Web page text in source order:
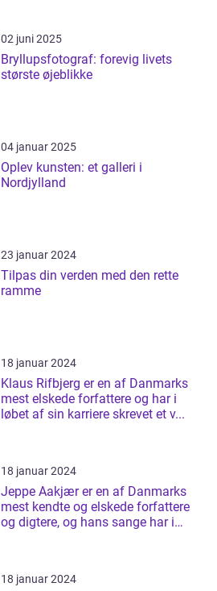
02 juni 2025
Bryllupsfotograf: forevig livets
største øjeblikke
04 januar 2025
Oplev kunsten: et galleri i
Nordjylland
23 januar 2024
Tilpas din verden med den rette
ramme
18 januar 2024
Klaus Rifbjerg er en af Danmarks
mest elskede forfattere og har i
løbet af sin karriere skrevet et v...
18 januar 2024
Jeppe Aakjær er en af Danmarks
mest kendte og elskede forfattere
og digtere, og hans sange har i
18 januar 2024